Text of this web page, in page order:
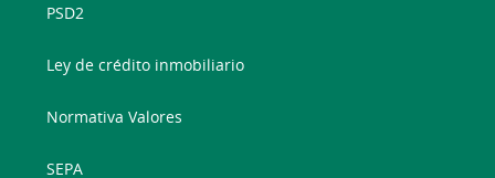
PSD2
Ley de crédito inmobiliario
Normativa Valores
SEPA